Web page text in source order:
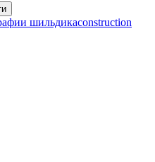
шильдикаconstruction